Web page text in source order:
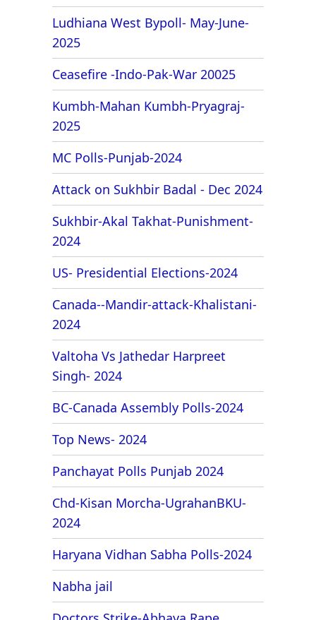
Ludhiana West Bypoll- May-June-
2025
Ceasefire -Indo-Pak-War 20025
Kumbh-Mahan Kumbh-Pryagraj-
2025
MC Polls-Punjab-2024
Attack on Sukhbir Badal - Dec 2024
Sukhbir-Akal Takhat-Punishment-
2024
US- Presidential Elections-2024
Canada--Mandir-attack-Khalistani-
2024
Valtoha Vs Jathedar Harpreet
Singh- 2024
BC-Canada Assembly Polls-2024
Top News- 2024
Panchayat Polls Punjab 2024
Chd-Kisan Morcha-UgrahanBKU-
2024
Haryana Vidhan Sabha Polls-2024
Nabha jail